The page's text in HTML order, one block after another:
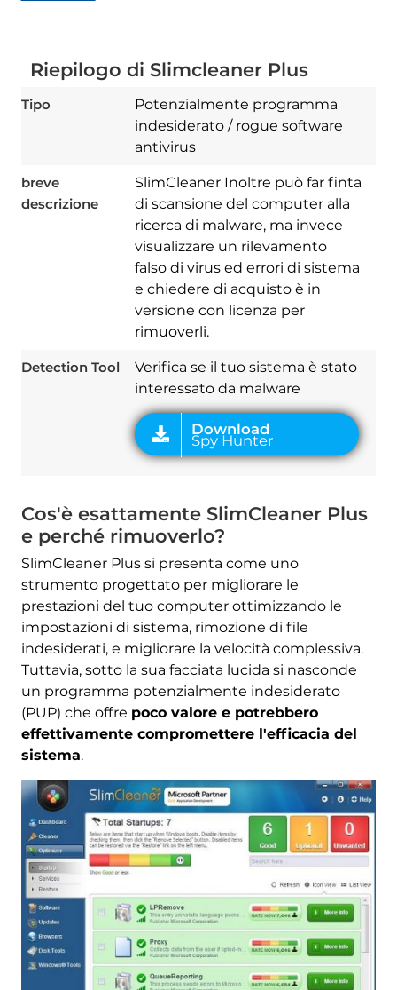
Riepilogo di Slimcleaner Plus
Tipo
Potenzialmente programma
indesiderato / rogue software
antivirus
breve
descrizione
SlimCleaner Inoltre può far finta
di scansione del computer alla
ricerca di malware, ma invece
visualizzare un rilevamento
falso di virus ed errori di sistema
e chiedere di acquisto è in
versione con licenza per
rimuoverli.
Detection Tool
Verifica se il tuo sistema è stato
interessato da malware
Download
Spy Hunter
Cos'è esattamente SlimCleaner Plus
e perché rimuoverlo?
SlimCleaner Plus si presenta come uno
strumento progettato per migliorare le
prestazioni del tuo computer ottimizzando le
impostazioni di sistema, rimozione di file
indesiderati, e migliorare la velocità complessiva.
Tuttavia, sotto la sua facciata lucida si nasconde
un programma potenzialmente indesiderato
(PUP) che offre poco valore e potrebbero
effettivamente compromettere l'efficacia del
sistema.